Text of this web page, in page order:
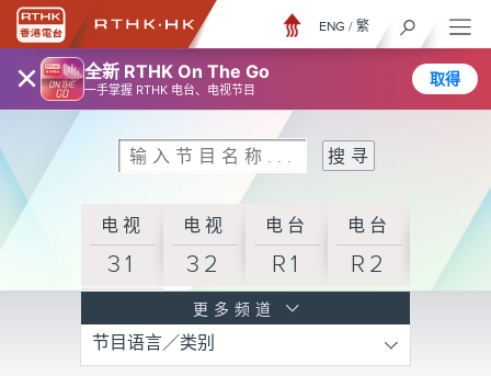
× 全新 RTHK On The Go
一手掌握 RTHK 电台、电视节目
取得
ENG / 繁
电视
31
电视
32
电台
R1
电台
R2
R3
更多频道
节目语言／类别